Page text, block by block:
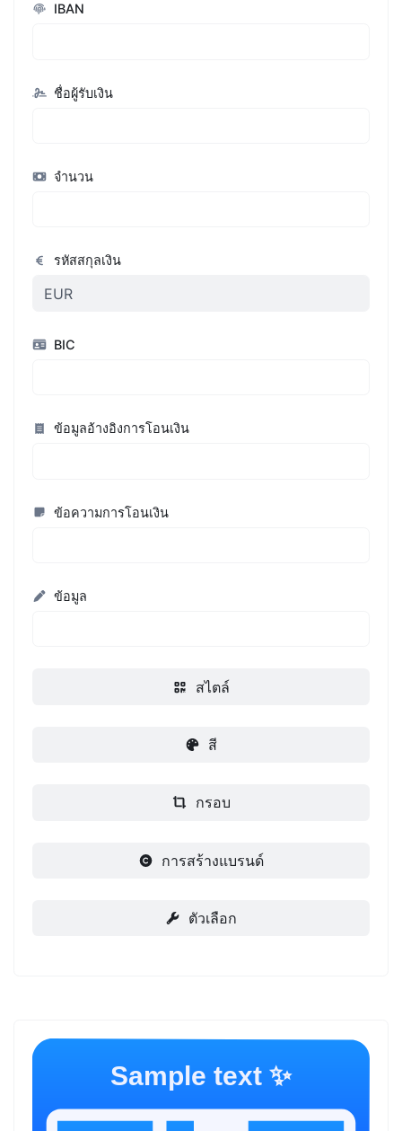
IBAN
ชื่อผู้รับเงิน
จำนวน
รหัสสกุลเงิน
BIC
ข้อมูลอ้างอิงการโอนเงิน
ข้อความการโอนเงิน
ข้อมูล
สไตล์
สี
กรอบ
การสร้างแบรนด์
ตัวเลือก